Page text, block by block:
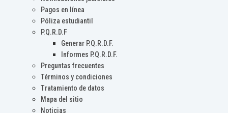
Pagos en línea
Póliza estudiantil
P.Q.R.D.F
Generar P.Q.R.D.F.
Informes P.Q.R.D.F.
Preguntas frecuentes
Términos y condiciones
Tratamiento de datos
Mapa del sitio
Noticias